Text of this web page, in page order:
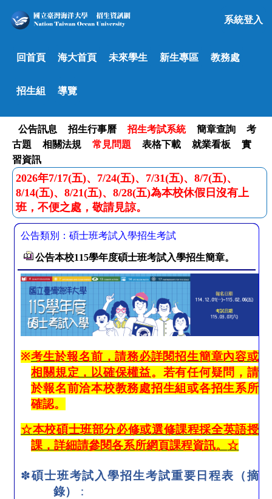
回首頁 海大首頁 未來學生 新生專區 教務處
招生組 導覽
系統登入
公告訊息 招生行事曆 招生考試系統 簡章查詢
考
古題
相關法規 常見問題 表格下載 就業看板
實
習資訊
2026年7/17(五)、7/24(五)、7/31(五)、8/7(五)、
8/14(五)、8/21(五)、8/28(五)為本校休假日沒有上
班，不便之處，敬請見諒。
公告類別：碩士班考試入學招生考試
公告本校115學年度碩士班考試入學招生簡章。
※考生於報名前，請務必詳閱招生簡章內容或
相關規定，以確保權益。若有任何疑問，請
於報名前洽本校教務處招生組或各招生系所
確認。
☆本校碩士班部分必修或選修課程採全英語授
課，詳細請參閱各系所網頁課程資訊。☆
✽碩士班考試入學招生考試重要日程表（摘
錄）
：